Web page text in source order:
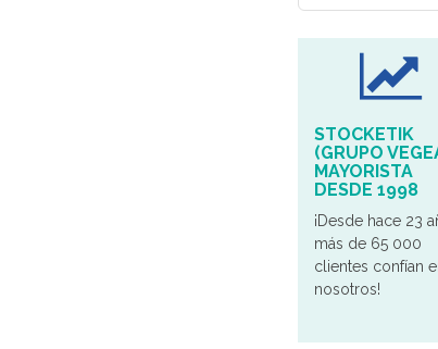
STOCKETIK
(GRUPO
MAYORISTA
DESDE 1998
¡Desde hace 23
más de 65 000
clientes confían
nosotros!